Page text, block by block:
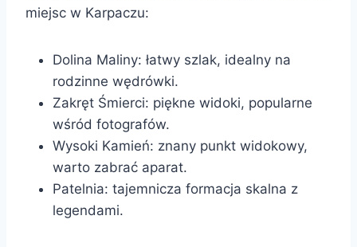
miejsc w Karpaczu:
Dolina Maliny: łatwy szlak, idealny na
rodzinne wędrówki.
Zakręt Śmierci: piękne widoki, popularne
wśród fotografów.
Wysoki Kamień: znany punkt widokowy,
warto zabrać aparat.
Patelnia: tajemnicza formacja skalna z
legendami.